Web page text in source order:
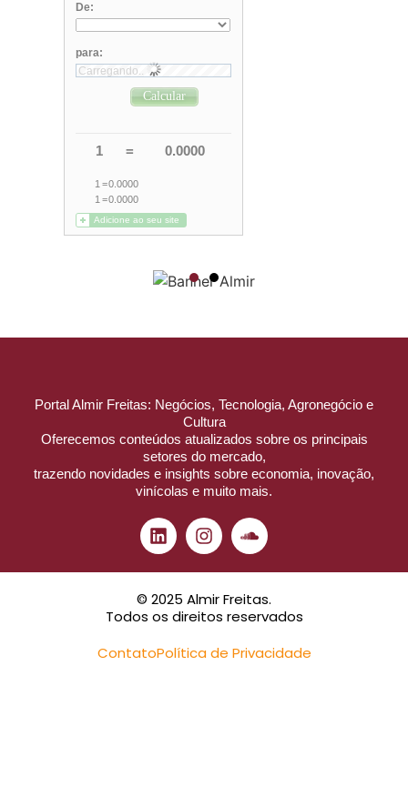
Portal Almir Freitas: Negócios, Tecnologia, Agronegócio e
Cultura
Oferecemos conteúdos atualizados sobre os principais
setores do mercado,
trazendo novidades e insights sobre economia, inovação,
vinícolas e muito mais.
© 2025 Almir Freitas.
Todos os direitos reservados
ContatoPolítica de Privacidade